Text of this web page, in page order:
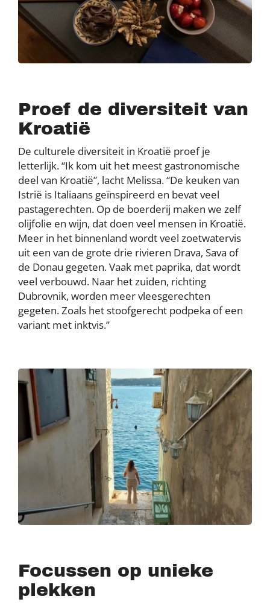
Proef de diversiteit van
Kroatië
De culturele diversiteit in Kroatië proef je
letterlijk. “Ik kom uit het meest gastronomische
deel van Kroatië”, lacht Melissa. “De keuken van
Istrië is Italiaans geïnspireerd en bevat veel
pastagerechten. Op de boerderij maken we zelf
olijfolie en wijn, dat doen veel mensen in Kroatië.
Meer in het binnenland wordt veel zoetwatervis
uit een van de grote drie rivieren Drava, Sava of
de Donau gegeten. Vaak met paprika, dat wordt
veel verbouwd. Naar het zuiden, richting
Dubrovnik, worden meer vleesgerechten
gegeten. Zoals het stoofgerecht podpeka of een
variant met inktvis.”
Focussen op unieke
plekken